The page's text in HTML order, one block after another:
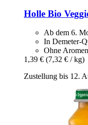
Holle Bio
Ab dem 6.
In Demeter-
Ohne
1,39 € (7,32 € / kg)
Zustellung bis 12.